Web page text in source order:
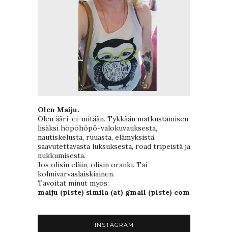
Olen Maiju.
Olen ääri-ei-mitään. Tykkään matkustamisen
lisäksi höpöhöpö-valokuvauksesta,
nautiskelusta, ruuasta, elämyksistä,
saavutettavasta luksuksesta, road tripeistä ja
nukkumisesta.
Jos olisin eläin, olisin oranki. Tai
kolmivarvaslaiskiainen.
Tavoitat minut myös:
maiju (piste) simila (at) gmail (piste) com
INSTAGRAM